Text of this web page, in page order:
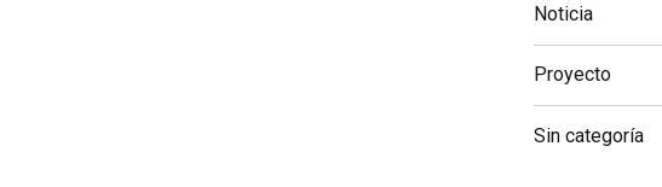
Noticia
Proyecto
Sin categoría